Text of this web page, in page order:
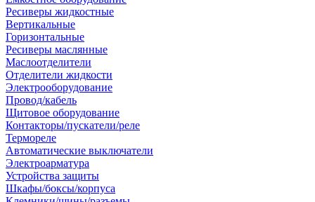
Ресиверы жидкостные
Вертикальные
Горизонтальные
Ресиверы маслянные
Маслоотделители
Отделители жидкости
Электрооборудование
Провод/кабель
Щитовое оборудование
Контакторы/пускатели/реле
Термореле
Автоматические выключатели
Электроарматура
Устройства защиты
Шкафы/боксы/корпуса